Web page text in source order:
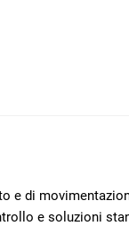
e di
e soluzioni